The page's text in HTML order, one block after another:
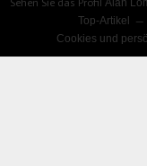
Sehen Sie das ProfilAlan
Top-Artikel
Cookies und